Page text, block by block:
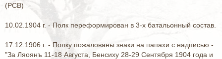
(РСВ)
10.02.1904 г. - Полк переформирован в 3-х батальонный состав.
17.12.1906 г. - Полку пожалованы знаки на папахи с надписью -
"За Ляоянъ 11-18 Августа, Бенсиху 28-29 Сентября 1904 года и